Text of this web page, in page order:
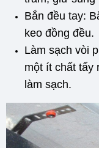
Bắn đều tay:
keo đồng đều.
Làm sạch vòi
một ít chất tẩy
làm sạch.